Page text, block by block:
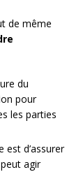
de même
du
pour
les parties
est d’assurer
agir